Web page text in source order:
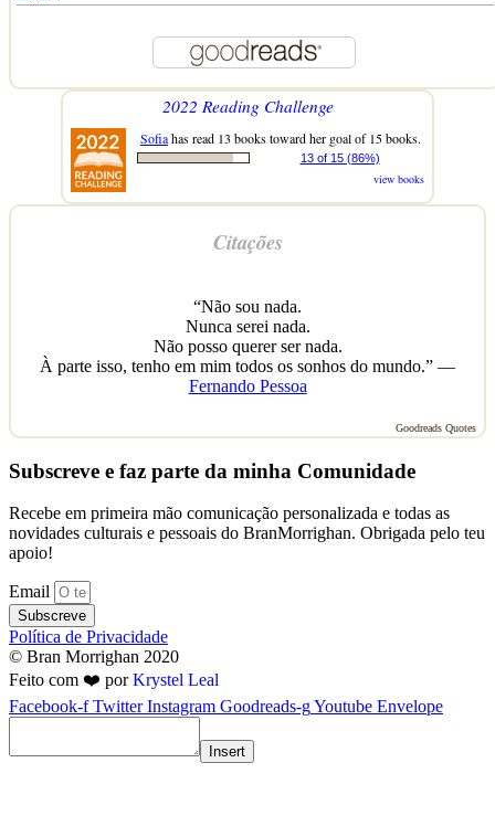
2022 Reading Challenge
Sofiahas read 13 books toward her goal of 15 books.
13 of 15 (86%)
view books
Citações
“Não sou nada.
Nunca serei nada.
Não posso querer ser nada.
À parte isso, tenho em mim todos os sonhos do mundo.” —
Fernando Pessoa
Goodreads Quotes
Subscreve e faz parte da minha Comunidade
Recebe em primeira mão comunicação personalizada e todas as
novidades culturais e pessoais do BranMorrighan. Obrigada pelo teu
apoio!
Email
Subscreve
Política de Privacidade
© Bran Morrighan 2020
Feito com ❤️ porKrystel Leal
Facebook-f Twitter Instagram Goodreads-gYoutube Envelope
Insert